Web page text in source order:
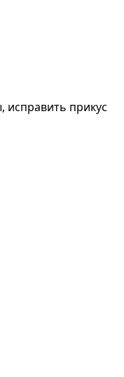
исправить прикус